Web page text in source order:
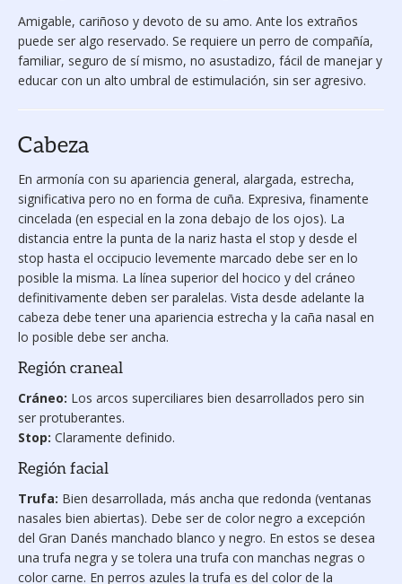
Amigable, cariñoso y devoto de su amo. Ante los extraños
puede ser algo reservado. Se requiere un perro de compañía,
familiar, seguro de sí mismo, no asustadizo, fácil de manejar y
educar con un alto umbral de estimulación, sin ser agresivo.
Cabeza
En armonía con su apariencia general, alargada, estrecha,
significativa pero no en forma de cuña. Expresiva, finamente
cincelada (en especial en la zona debajo de los ojos). La
distancia entre la punta de la nariz hasta el stop y desde el
stop hasta el occipucio levemente marcado debe ser en lo
posible la misma. La línea superior del hocico y del cráneo
definitivamente deben ser paralelas. Vista desde adelante la
cabeza debe tener una apariencia estrecha y la caña nasal en
lo posible debe ser ancha.
Región craneal
Cráneo: Los arcos superciliares bien desarrollados pero sin
ser protuberantes.
Stop: Claramente definido.
Región facial
Trufa: Bien desarrollada, más ancha que redonda (ventanas
nasales bien abiertas). Debe ser de color negro a excepción
del Gran Danés manchado blanco y negro. En estos se desea
una trufa negra y se tolera una trufa con manchas negras o
color carne. En perros azules la trufa es del color de la